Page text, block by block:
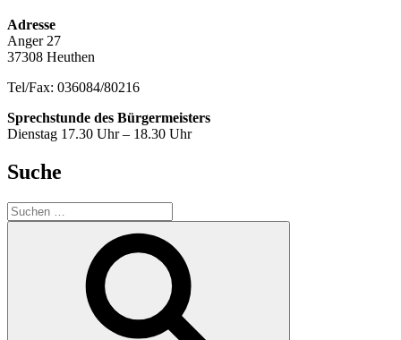
Adresse
Anger 27
37308 Heuthen
Tel/Fax: 036084/80216
Sprechstunde des Bürgermeisters
Dienstag 17.30 Uhr – 18.30 Uhr
Suche
Suche
nach: